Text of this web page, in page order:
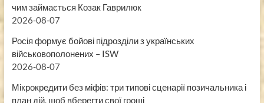
чим займається Козак Гаврилюк
2026-08-07
Росія формує бойові підрозділи з українських
військовополонених – ISW
2026-08-07
Мікрокредити без міфів: три типові сценарії позичальника і
план дій, щоб вберегти свої гроші